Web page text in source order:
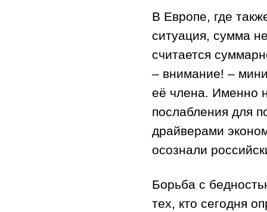
В Европе, где
ситуация, сумма
считается
– внимание! –
её члена. Именно
послабления для
драйверами
осознали
Борьба с
тех, кто сегодня